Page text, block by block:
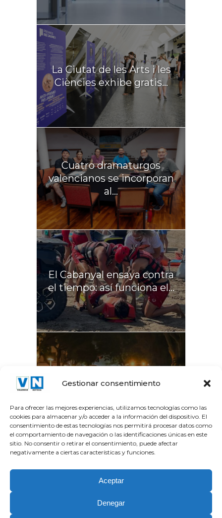
Gestionar consentimiento
Para ofrecer las mejores experiencias, utilizamos tecnologías como las
cookies para almacenar y/o acceder a la información del dispositivo. El
consentimiento de estas tecnologías nos permitirá procesar datos como
el comportamiento de navegación o las identificaciones únicas en este
sitio. No consentir o retirar el consentimiento, puede afectar
negativamente a ciertas características y funciones.
Aceptar
Denegar
La Ciutat de les Arts i les
Ciències exhibe gratis...
Cuatro dramaturgos
valencianos se incorporan
al...
El Cabanyal ensaya contra
el tiempo: así funciona el...
del Túria recupera el...